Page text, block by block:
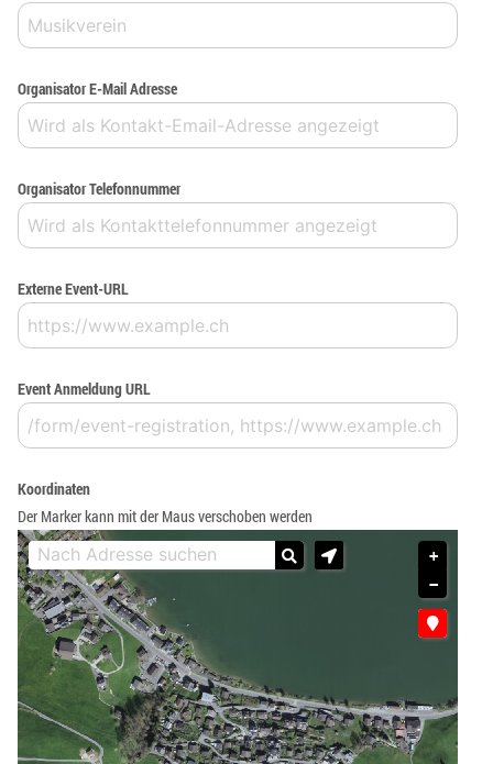
Organisator E-Mail Adresse
Organisator Telefonnummer
Externe Event-URL
Event Anmeldung URL
Koordinaten
Der Marker kann mit der Maus verschoben werden
+
−